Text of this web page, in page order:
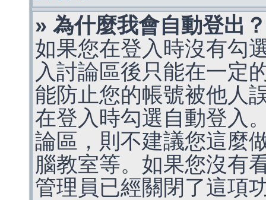
» 為什麼我會自動登出？
如果您在登入時沒有勾
入討論區後只能在一定
能防止您的帳號被他人
在登入時勾選自動登入
論區，則不建議您這麼
腦教室等。如果您沒有
管理員已經關閉了這項